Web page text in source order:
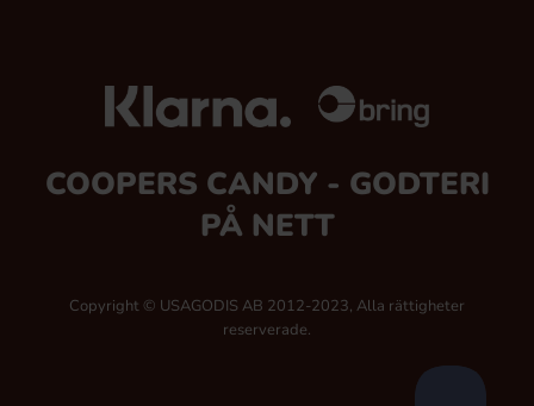
COOPERS CANDY - GODTERI
PÅ NETT
Copyright © USAGODIS AB 2012-2023, Alla rättigheter
reserverade.